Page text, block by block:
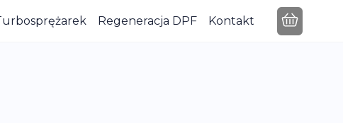
Regeneracja DPF Kontakt